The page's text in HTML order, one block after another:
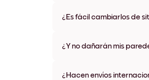
algunos países. Te
¿Es fácil cambiarlos de
¿Y no dañarán mis
¿Hacen envíos